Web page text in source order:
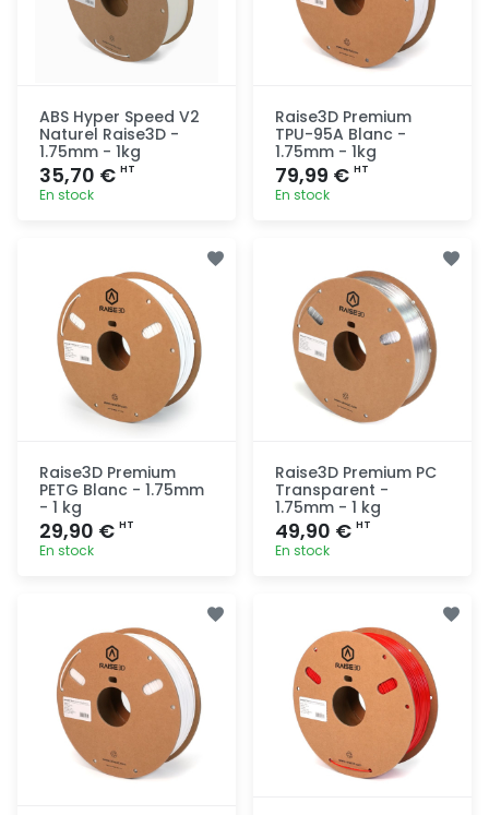
ABS Hyper Speed V2
Naturel Raise3D -
1.75mm - 1kg
35,70 € HT
En stock
Raise3D Premium
TPU-95A Blanc -
1.75mm - 1kg
79,99 € HT
En stock
Raise3D Premium
PETG Blanc - 1.75mm
- 1 kg
29,90 € HT
En stock
Raise3D Premium PC
Transparent -
1.75mm - 1 kg
49,90 € HT
En stock